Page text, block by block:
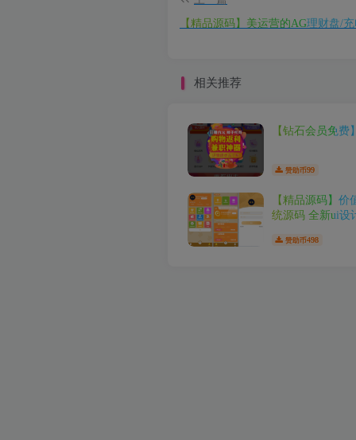
【精品源码】美运营的AG理财盘/
相关推荐
【钻石会员免
赞助币99
【精品源码】
统源码 全新ui设
赞助币498